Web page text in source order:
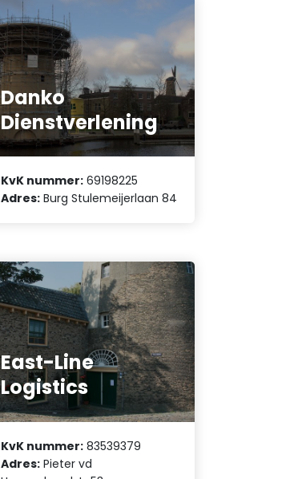
Danko
Dienstverlening
KvK nummer: 69198225
Adres: Burg Stulemeijerlaan 84
East-Line
Logistics
KvK nummer: 83539379
Adres: Pieter vd